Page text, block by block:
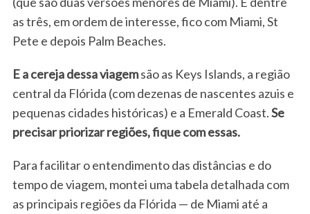
as três, em ordem de interesse, fico com Miami, St
Pete e depois Palm Beaches.
E a cereja dessa viagemsão as Keys Islands, a região
central da Flórida (com dezenas de nascentes azuis e
pequenas cidades históricas) e a Emerald Coast.Se
precisar priorizar regiões, fique com essas.
Para facilitar o entendimento das distâncias e do
tempo de viagem, montei uma tabela detalhada com
as principais regiões da Flórida — de Miami até a